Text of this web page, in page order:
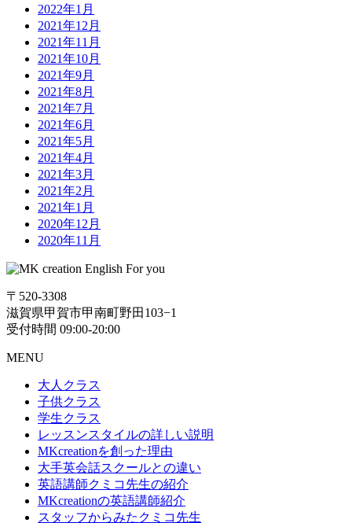
2022年1月
2021年12月
2021年11月
2021年10月
2021年9月
2021年8月
2021年7月
2021年6月
2021年5月
2021年4月
2021年3月
2021年2月
2021年1月
2020年12月
2020年11月
〒520-3308
滋賀県甲賀市甲南町野田103−1
受付時間 09:00-20:00
MENU
大人クラス
子供クラス
学生クラス
レッスンスタイルの詳しい説明
MKcreationを創った理由
大手英会話スクールとの違い
英語講師クミコ先生の紹介
MKcreationの英語講師紹介
スタッフからみたクミコ先生